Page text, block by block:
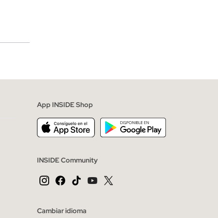
App INSIDE Shop
INSIDE Community
Cambiar idioma